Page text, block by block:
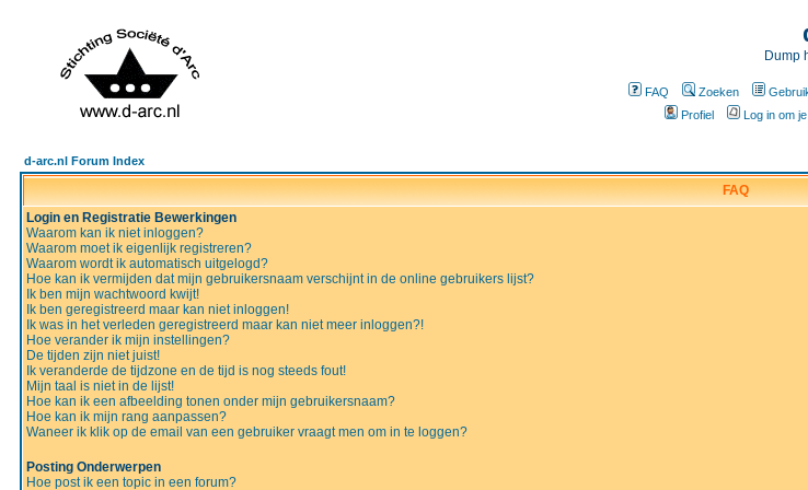
Dump
FAQ Zoeken
Profiel
Log in om
d-arc.nl Forum Index
FAQ
Login en Registratie Bewerkingen
Waarom kan ik niet inloggen?
Waarom moet ik eigenlijk registreren?
Waarom wordt ik automatisch uitgelogd?
Hoe kan ik vermijden dat mijn gebruikersnaam verschijnt in de online gebruikers lijst?
Ik ben mijn wachtwoord kwijt!
Ik ben geregistreerd maar kan niet inloggen!
Ik was in het verleden geregistreerd maar kan niet meer inloggen?!
Hoe verander ik mijn instellingen?
De tijden zijn niet juist!
Ik veranderde de tijdzone en de tijd is nog steeds fout!
Mijn taal is niet in de lijst!
Hoe kan ik een afbeelding tonen onder mijn gebruikersnaam?
Hoe kan ik mijn rang aanpassen?
Waneer ik klik op de email van een gebruiker vraagt men om in te loggen?
Posting Onderwerpen
Hoe post ik een topic in een forum?